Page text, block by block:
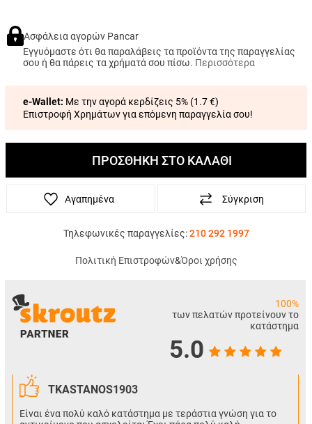
Ασφάλεια αγορών Pancar
Εγγυόμαστε ότι θα παραλάβεις τα προϊόντα της παραγγελίας
σου ή θα πάρεις τα χρήματά σου πίσω. Περισσότερα
e-Wallet: Με την αγορά κερδίζεις 5% (1.7 €)
Επιστροφή Χρημάτων για επόμενη παραγγελία σου!
ΠΡΟΣΘΗΚΗ ΣΤΟ ΚΑΛΑΘΙ
Αγαπημένα Σύγκριση
Τηλεφωνικές παραγγελίες: 210 292 1997
Πολιτική Επιστροφών&Όροι χρήσης
100%
των πελατών προτείνουν το
κατάστημα
5.0
TKASTANOS1903
Είναι ένα πολύ καλό κατάστημα με τεράστια γνώση για το